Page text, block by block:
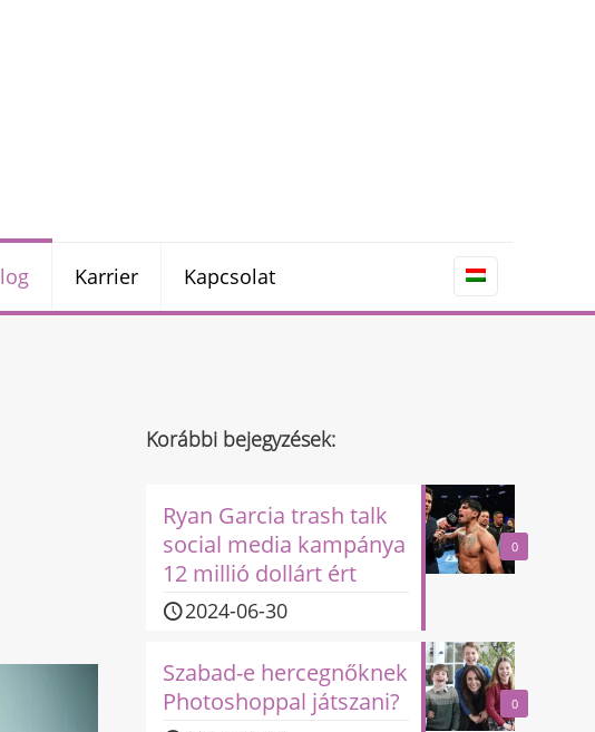
Karrier Kapcsolat
Korábbi bejegyzések:
0
Ryan Garcia trash talk
social media kampánya
12 millió dollárt ért
2024-06-30
0
Szabad-e hercegnőknek
Photoshoppal játszani?